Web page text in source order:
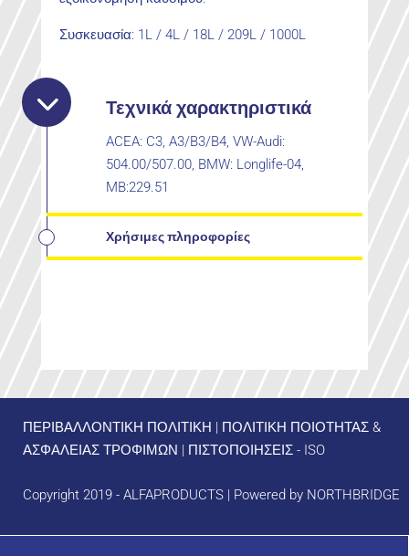
Συσκευασία: 1L / 4L / 18L / 209L / 1000L
Τεχνικά χαρακτηριστικά
ACEA: C3, A3/B3/B4, VW-Audi:
504.00/507.00, BMW: Longlife-04,
MB:229.51
Χρήσιμες πληροφορίες
ΠΕΡΙΒΑΛΛΟΝΤΙΚΗ ΠΟΛΙΤΙΚΗ | ΠΟΛΙΤΙΚΗ ΠΟΙΟΤΗΤΑΣ &
ΑΣΦΑΛΕΙΑΣ ΤΡΟΦΙΜΩΝ | ΠΙΣΤΟΠΟΙΗΣΕΙΣ - ISO
Copyright 2019 - ALFAPRODUCTS | Powered by NORTHBRIDGE